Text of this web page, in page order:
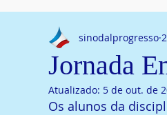
Jornada
sinodalprogresso
Atualizado: 5 de out. de
Os alunos da